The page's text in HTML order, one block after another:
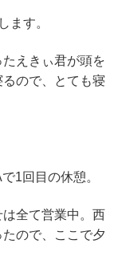
ます。
えきぃ君が頭を
ので、とても寝
1回目の休憩。
全て営業中。西
ので、ここで夕